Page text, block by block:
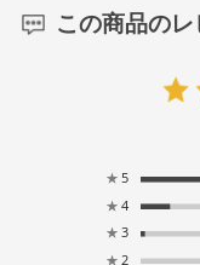
この商品の
★ 5
★ 4
★ 3
★ 2